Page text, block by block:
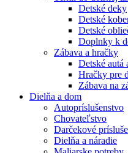
Detské deky
Detské
Detské
Doplnky k
Zábava a hračky
Detské autá
Hračky pre
Zábava na
Dielňa a dom
Autopríslušenstvo
Chovateľstvo
Darčekové
Dielňa a náradie